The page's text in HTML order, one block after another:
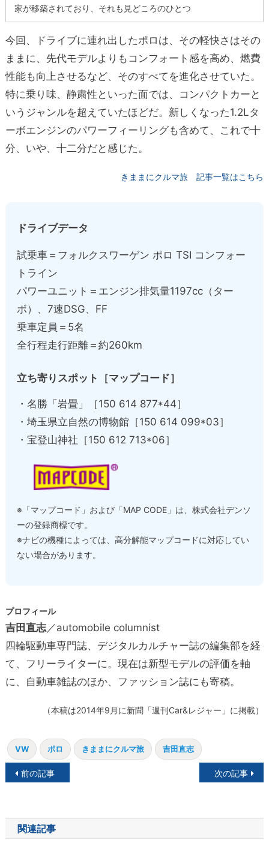
家が移築されており、それも見どころのひとつ
今回、ドライブに連れ出したポロは、その軽快さはその
ままに、先代モデルよりもコンフォート感を高め、燃費
性能も向上させるなど、そのすべてを進化させていた。
特に乗り味、静粛性といった面では、コンパクトカーと
いうジャンルを超えていたほどだ。新しくなった1.2Lタ
ーボエンジンのパワーフィーリングも含めて、これで十
分、いや、十二分だと感じた。
きままにクルマ旅 記事一覧はこちら
ドライブデータ
試乗車＝フォルクスワーゲン ポロ TSI コンフォー
トライン
パワーユニット＝エンジン排気量1197cc（ター
ボ）、7速DSG、FF
乗車定員＝5名
全行程走行距離＝約260km
立ち寄りスポット［マップコード］
・名勝「岩畳」［150 614 877*44］
・埼玉県立自然の博物館［150 614 099*03］
・宝登山神社［150 612 713*06］
※「マップコード」および「MAP CODE」は、株式会社デンソ
ーの登録商標です。
※ナビの機種によっては、高分解能マップコードに対応してい
ない場合があります。
プロフィール
吉田直志／automobile columnist
四輪駆動車専門誌、デジタルカルチャー誌の編集部を経
て、フリーライターに。現在は新型モデルの評価を軸
に、自動車雑誌のほか、ファッション誌にも寄稿。
（本稿は2014年9月に新聞「週刊Car&レジャー」に掲載）
VW ポロ きままにクルマ旅 吉田直志
投
ナ
ビ
前の記事 次の記事
関連記事